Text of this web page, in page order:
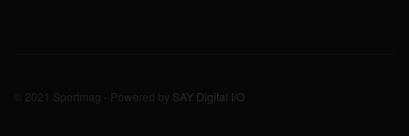
© 2021 Sportmag - Powered by SAY Digital I/O